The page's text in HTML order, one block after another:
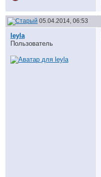
05.04.2014, 06:53
leyla
Пользователь